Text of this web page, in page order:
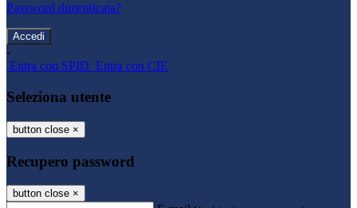
Password dimenticata?
-
Entra con SPID Entra con CIE
Seleziona utente
button close ×
Recupero password
button close ×